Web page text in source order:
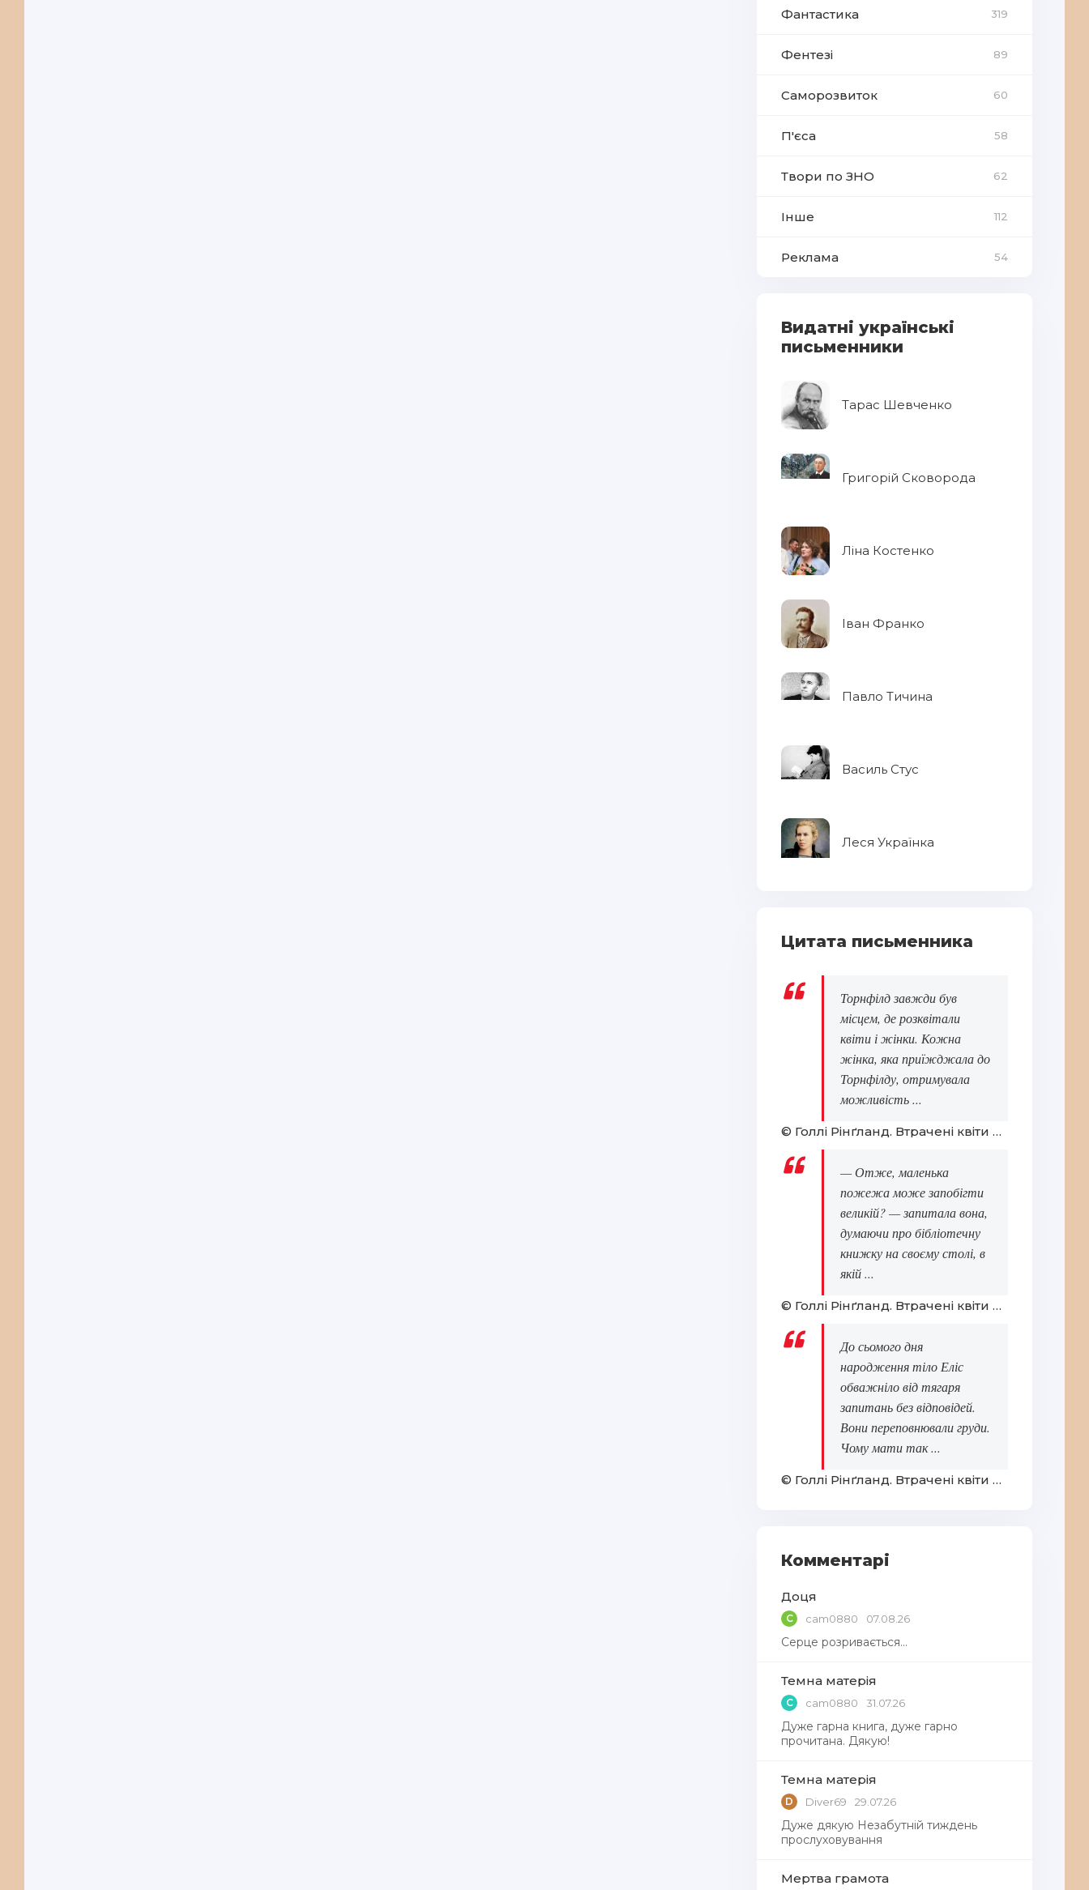
Фантастика 319
Фентезі 89
Саморозвиток 60
П'єса 58
Твори по ЗНО 62
Інше 112
Реклама 54
Видатні українські
письменники
Тарас Шевченко
Григорій Сковорода
Ліна Костенко
Іван Франко
Павло Тичина
Василь Стус
Леся Українка
Цитата письменника
Торнфілд завжди був
місцем, де розквітали
квіти і жінки. Кожна
жінка, яка приїжджала до
Торнфілду, отримувала
можливість ...
© Голлі Рінґланд. Втрачені квіти Еліс Гарт
— Отже, маленька
пожежа може запобігти
великій? — запитала вона,
думаючи про бібліотечну
книжку на своєму столі, в
якій ...
© Голлі Рінґланд. Втрачені квіти Еліс Гарт
До сьомого дня
народження тіло Еліс
обважніло від тягаря
запитань без відповідей.
Вони переповнювали груди.
Чому мати так ...
© Голлі Рінґланд. Втрачені квіти Еліс Гарт
Комментарі
Доця
C cam0880 07.08.26
Серце розривається…
Темна матерія
C cam0880 31.07.26
Дуже гарна книга, дуже гарно
прочитана. Дякую!
Темна матерія
D Diver69 29.07.26
Дуже дякую Незабутній тиждень
прослуховування
Мертва грамота